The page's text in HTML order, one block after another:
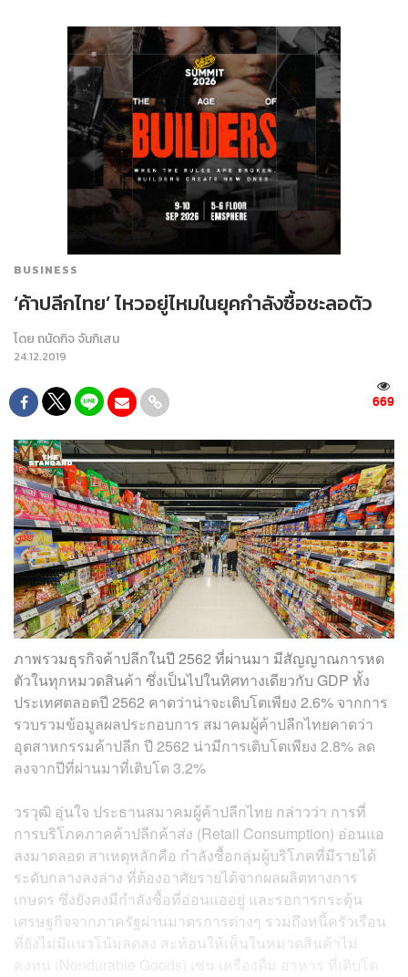
BUSINESS
‘ค้าปลีกไทย’ ไหวอยู่ไหมในยุคกำลังซื้อชะลอตัว
โดยถนัดกิจ จันกิเสน
24.12.2019
669
ภาพรวมธุรกิจค้าปลีกในปี 2562 ที่ผ่านมา มีสัญญาณการหด
ตัวในทุกหมวดสินค้า ซึ่งเป็นไปในทิศทางเดียวกับ GDP ทั้ง
ประเทศตลอดปี 2562 คาดว่าน่าจะเติบโตเพียง 2.6% จากการ
รวบรวมข้อมูลผลประกอบการ สมาคมผู้ค้าปลีกไทยคาดว่า
อุตสาหกรรมค้าปลีก ปี 2562 น่ามีการเติบโตเพียง 2.8% ลด
ลงจากปีที่ผ่านมาที่เติบโต 3.2%
วรวุฒิ อุ่นใจ ประธานสมาคมผู้ค้าปลีกไทย กล่าวว่า การที่
การบริโภคภาคค้าปลีกค้าส่ง (Retail Consumption) อ่อนแอ
ลงมาตลอด สาเหตุหลักคือ กำลังซื้อกลุ่มผู้บริโภคที่มีรายได้
ระดับกลางลงล่าง ที่ต้องอาศัยรายได้จากผลผลิตทางการ
เกษตร ซึ่งยังคงมีกำลังซื้อที่อ่อนแออยู่ และรอการกระตุ้น
เศรษฐกิจจากภาครัฐผ่านมาตรการต่างๆ รวมถึงหนี้ครัวเรือน
ที่ยังไม่มีแนวโน้มลดลง สะท้อนให้เห็นในหมวดสินค้าไม่
คงทน (Nondurable Goods) เช่น เครื่องดื่ม อาหาร ที่เติบโต